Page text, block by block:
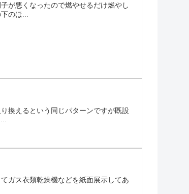
が悪くなったので燃やせるだけ燃やし
のほ...
換えるという同じパターンですが既設
ガス衣類乾燥機などを紙面展示してあ